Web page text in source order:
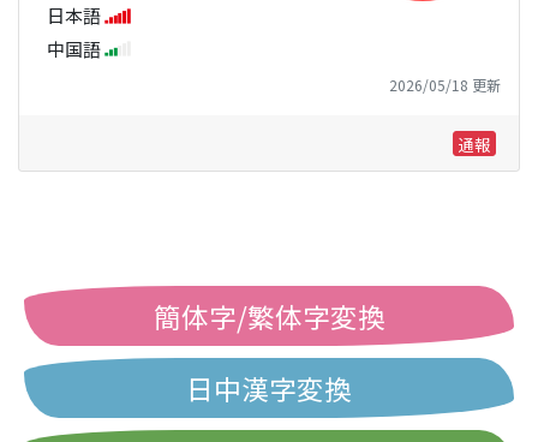
日本語
中国語
2026/05/18 更新
通報
簡体字/繁体字変換
日中漢字変換